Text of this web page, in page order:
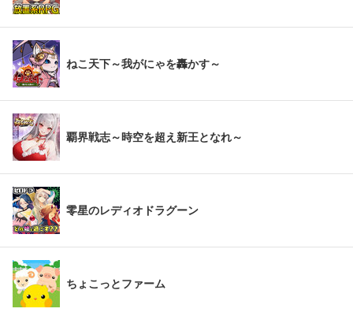
ねこ天下～我がにゃを轟かす～
覇界戦志～時空を超え新王となれ～
零星のレディオドラグーン
ちょこっとファーム